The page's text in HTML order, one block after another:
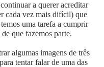
a querer acreditar
cada vez mais difícil) que
uma tarefa a cumprir
que fazemos parte.
algumas imagens de três
tentar falar de uma das